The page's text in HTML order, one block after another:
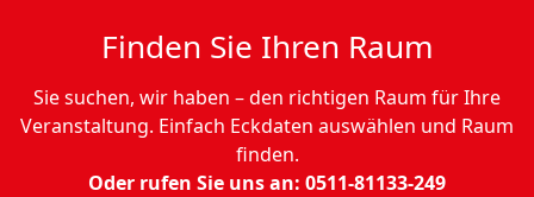
Finden Sie Ihren Raum
Sie suchen, wir haben – den richtigen Raum für Ihre
Veranstaltung. Einfach Eckdaten auswählen und Raum
finden.
Oder rufen Sie uns an: 0511-81133-249